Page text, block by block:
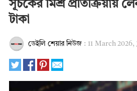
সূচকের মিশ্র প্রতিক্রিয়ায়
টাকা
ডেইলি শেয়ার নিউজ: 11 March 2026,